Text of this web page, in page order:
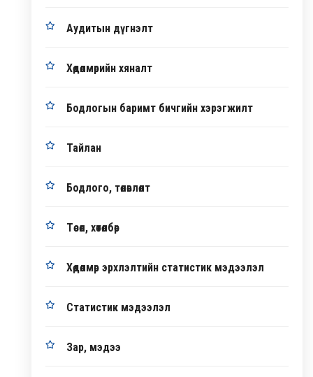
Аудитын дүгнэлт
Хөдөлмөрийн хяналт
Бодлогын баримт бичгийн хэрэгжилт
Тайлан
Бодлого, төлөвлөлт
Төсөл, хөтөлбөр
Хөдөлмөр эрхлэлтийн статистик мэдээлэл
Статистик мэдээлэл
Зар, мэдээ